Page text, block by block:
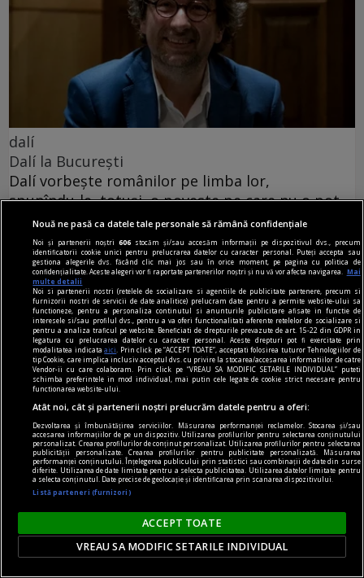
dalí
Dalí la București
Dalí vorbește românilor pe limba lor,
spunîndu‑le, totuși, o poveste pe care nu o pot
auzi de la nici un alt artist.
Sever VOINESCU
dalí
„Bucureștiul reflectă perfect genul de om care a
fost Dalí“ interviu cu Jasmine MERLI, curatorul
expoziției „Universului lui Salvador Dalí“ deschisă
Nouă ne pasă ca datele tale personale să rămână confidențiale
Noi și partenerii noștri606 stocăm și/sau accesăm informații pe dispozitivul dvs., precum
identificatorii cookie unici pentru prelucrarea datelor cu caracter personal. Puteți accepta sau
gestiona alegerile dvs. făcând clic mai jos sau în orice moment, pe pagina cu politica de
confidențialitate. Aceste alegeri vor fi raportate partenerilor noștri și nu vă vor afecta navigarea.
Mai
multe detalii
Noi si partenerii nostri (retelele de socializare si agentiile de publicitate partenere, precum si
furnizorii nostri de servicii de date analitice) prelucram date pentru a permite website-ului sa
functioneze, pentru a personaliza continutul si anunturile publicitare afisate in functie de
interesele si/sau profilul dvs., pentru a va oferi functionalitati aferente retelelor de socializare si
pentru a analiza traficul pe website. Beneficiati de drepturile prevazute de art. 15-22 din GDPR in
legatura cu prelucrarea datelor cu caracter personal. Aceste drepturi pot fi exercitate prin
modalitatea indicataaici
. Prin click pe “ACCEPT TOATE”, acceptati folosirea tuturor Tehnologiilor de
tip Cookie, care implica inclusiv acceptul dvs. cu privire la stocarea/accesarea informatiilor de catre
Vendor-ii cu care colaboram. Prin click pe “VREAU SA MODIFIC SETARILE INDIVIDUAL” puteti
schimba preferintele in mod individual, mai putin cele legate de cookie strict necesare pentru
functionarea website-ului.
Atât noi, cât și partenerii noștri prelucrăm datele pentru a oferi:
Dezvoltarea și îmbunătățirea serviciilor. Măsurarea performanței reclamelor. Stocarea și/sau
accesarea informațiilor de pe un dispozitiv. Utilizarea profilurilor pentru selectarea conținutului
personalizat. Crearea profilurilor de conținut personalizat. Utilizarea profilurilor pentru selectarea
publicității personalizate. Crearea profilurilor pentru publicitate personalizată. Măsurarea
performanței conținutului. Înțelegerea publicului prin statistici sau combinații de date din surse
diferite. Utilizarea de date limitate pentru a selecta publicitatea. Utilizarea datelor limitate pentru
a selecta conținutul. Date precise de geolocație și identificarea prin scanarea dispozitivului.
Listă parteneri (furnizori)
ACCEPT TOATE
VREAU SA MODIFIC SETARILE INDIVIDUAL